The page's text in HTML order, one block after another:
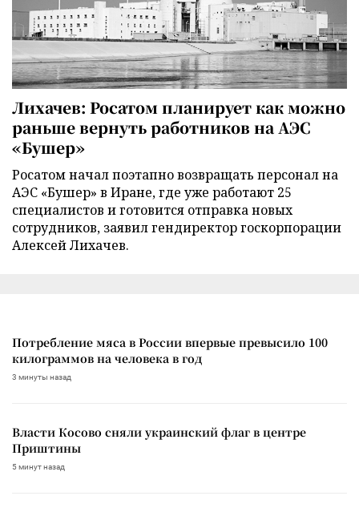
Лихачев: Росатом планирует как можно
раньше вернуть работников на АЭС
«Бушер»
Росатом начал поэтапно возвращать персонал на
АЭС «Бушер» в Иране, где уже работают 25
специалистов и готовится отправка новых
сотрудников, заявил гендиректор госкорпорации
Алексей Лихачев.
Потребление мяса в России впервые превысило 100
килограммов на человека в год
3 минуты назад
Власти Косово сняли украинский флаг в центре
Приштины
5 минут назад